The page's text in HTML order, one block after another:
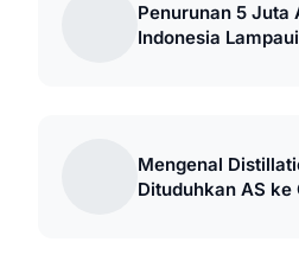
Penurunan 5 Juta
Indonesia
Mengenal
Dituduhkan AS ke